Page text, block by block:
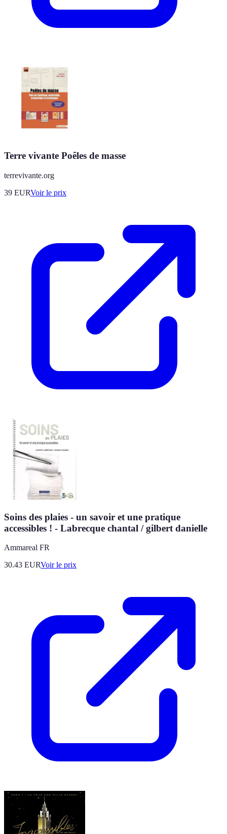
Terre vivante Poêles de masse
terrevivante.org
39 EURVoir le prix
Soins des plaies - un savoir et une pratique
accessibles ! - Labrecque chantal / gilbert danielle
Ammareal FR
30.43 EURVoir le prix